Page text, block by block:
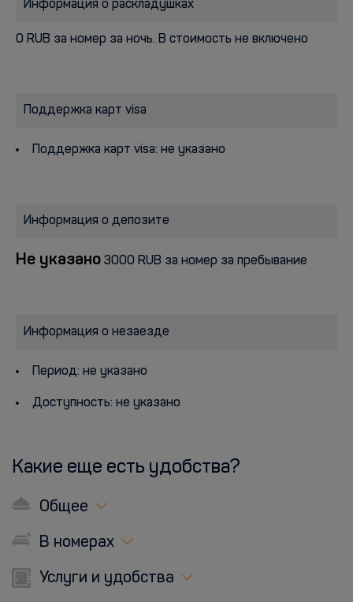
Информация о раскладушках
0 RUB за номер за ночь. В стоимость не включено
Поддержка карт visa
Поддержка карт visa: не указано
Информация о депозите
Не указано 3000 RUB за номер за пребывание
Информация о незаезде
Период: не указано
Доступность: не указано
Какие еще есть удобства?
Общее
В номерах
Услуги и удобства